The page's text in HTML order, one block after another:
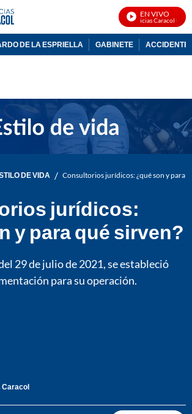
EN VIVO
Noticias Caracol En
DE LA ESPRIELLA GABINETE ACCIDENTE
DE VIDA / Consultorios jurídicos: ¿qué son y para
jurídicos:
y para qué sirven?
29 de julio de 2021, se estableció
para su operación.
Caracol